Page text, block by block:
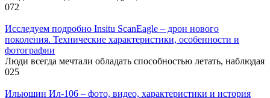
072
Исследуем подробно Insitu ScanEagle – дрон нового
поколения. Технические характеристики, особенности и
фотографии
Люди всегда мечтали обладать способностью летать, наблюдая
025
Ильюшин Ил-106 – фото, видео, характеристики и история